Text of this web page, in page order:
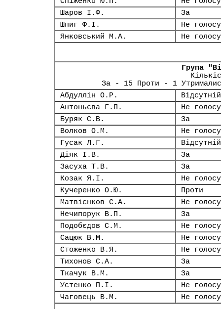
Шаров І.Ф.
За
Шпиг Ф.І.
Не
Янковський М.А.
Не
Група
За - 15 Проти - 1
Абдуллін О.Р.
Відсутній
Антоньєва Г.П.
Не
Буряк С.В.
За
Волков О.М.
Не
Гусак Л.Г.
Відсутній
Діяк І.В.
За
Засуха Т.В.
За
Козак Я.І.
Не
Кучеренко О.Ю.
Проти
Матвієнков С.А.
Не
Нечипорук В.П.
За
Подобєдов С.М.
Не
Сацюк В.М.
Не
Стоженко В.Я.
Не
Тихонов С.А.
За
Ткачук В.М.
За
Устенко П.І.
Не
Чаговець В.М.
Не